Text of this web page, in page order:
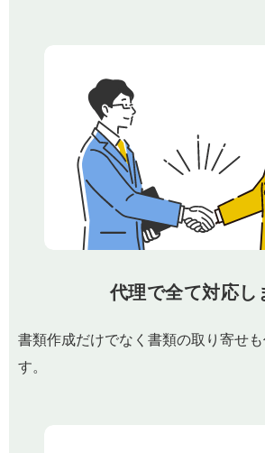
代理で全て対応し
書類作成だけでなく書類の取り寄せ
す。